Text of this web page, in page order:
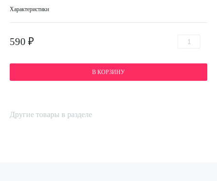
Характеристики
590 ₽
В КОРЗИНУ
Другие товары в разделе